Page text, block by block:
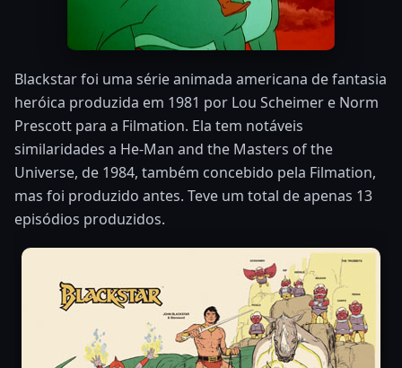
Blackstar foi uma série animada americana de fantasia
heróica produzida em 1981 por Lou Scheimer e Norm
Prescott para a Filmation. Ela tem notáveis
similaridades a He-Man and the Masters of the
Universe, de 1984, também concebido pela Filmation,
mas foi produzido antes. Teve um total de apenas 13
episódios produzidos.